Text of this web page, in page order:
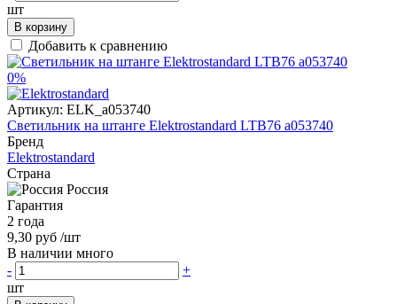
шт
В корзину
Добавить к сравнению
0%
Артикул: ELK_a053740
Светильник на штанге Elektrostandard LTB76 a053740
Бренд
Elektrostandard
Страна
Россия
Гарантия
2 года
9,30 руб /шт
В наличии много
-
+
шт